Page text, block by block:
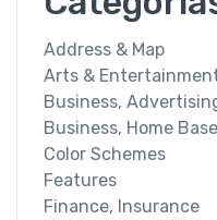
Address & Map
Arts &
Business,
Business, Home
Color Schemes
Features
Finance, Insurance